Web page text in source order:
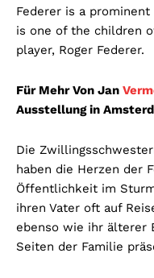
Federer is a
is one of the children
player, Roger Federer.
Für Mehr Von Jan
Ausstellung in
Die
haben die Herzen der
Öffentlichkeit im
ihren Vater oft auf
ebenso wie ihr älterer
Seiten der Familie